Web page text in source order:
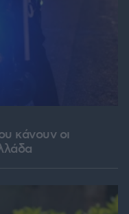
κάνουν οι